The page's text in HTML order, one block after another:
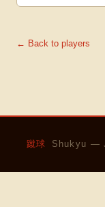
← Back to players
蹴球 Shukyu —